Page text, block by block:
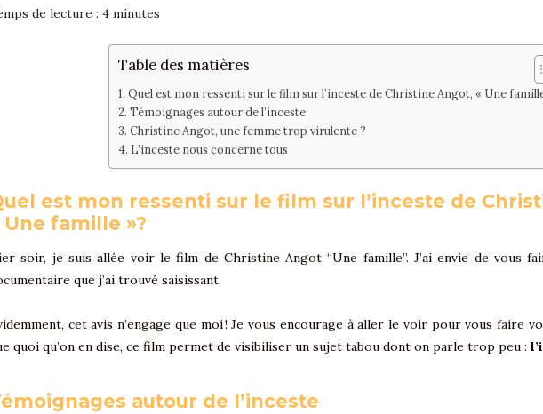
de lecture : 4 minutes
Table des matières
Quel est mon ressenti sur le film sur l’inceste de Christine Angot, « Une
Témoignages autour de l’inceste
Christine Angot, une femme trop virulente ?
L’inceste nous concerne tous
est mon ressenti sur le film sur l’inceste de
Une famille »?
soir, je suis allée voir le film de Christine Angot “Une famille”. J’ai envie de vous
que j’ai trouvé saisissant.
cet avis n’engage que moi ! Je vous encourage à aller le voir pour vous faire
quoi qu’on en dise, ce film permet de visibiliser un sujet tabou dont on parle trop peu :
autour de l’inceste